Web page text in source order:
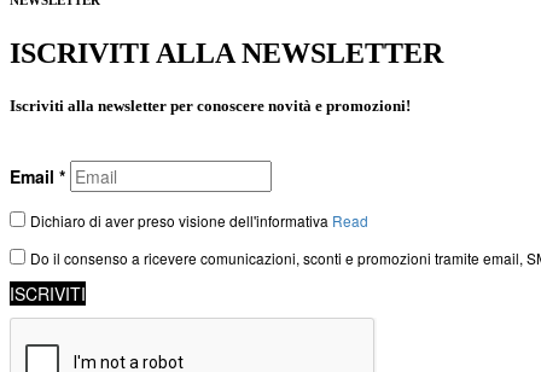
ISCRIVITI ALLA NEWSLETTER
Iscriviti alla newsletter per conoscere novità e promozioni!